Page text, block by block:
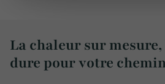
La chaleur sur
dure pour votre